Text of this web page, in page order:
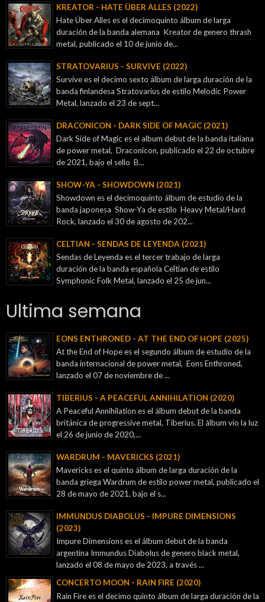
KREATOR - ‎HATE ÜBER ALLES (2022)
Hate Über Alles es el decimoquinto álbum de larga
duración de la banda alemana Kreator de genero thrash
metal, publicado el 10 de junio de...
STRATOVARIUS - SURVIVE (2022)
Survive es el decimo sexto álbum de larga duración de la
banda finlandesa Stratovarius de estilo Melodic Power
Metal, lanzado el 23 de sept...
DRACONICON - DARK SIDE OF MAGIC (2021)
Dark Side of Magic es el album debut de la banda italiana
de power metal, Draconicon, publicado el 22 de octubre
de 2021, bajo el sello B...
SHOW-YA - SHOWDOWN (2021)
Showdown es el decimoquinto álbum de estudio de la
banda japonesa Show-Ya de estilo Heavy Metal/Hard
Rock, lanzado el 30 de agosto de 202...
CELTIAN - SENDAS DE LEYENDA (2021)
Sendas de Leyenda es el tercer trabajo de larga
duración de la banda española Celtian de estilo
Symphonic Folk Metal, lanzado el 25 de jun...
Ultima semana
EONS ENTHRONED - AT THE END OF HOPE (2025)
At the End of Hope es el segundo álbum de estudio de la
banda internacional de power metal, Eons Enthroned,
lanzado el 07 de noviembre de ...
TIBERIUS - A PEACEFUL ANNIHILATION (2020)
A Peaceful Annihilation es el álbum debut de la banda
británica de progressive metal, Tiberius. El álbum vio la luz
el 26 de junio de 2020,...
WARDRUM - MAVERICKS (2021)
Mavericks es el quinto álbum de larga duración de la
banda griega Wardrum de estilo power metal, publicado el
28 de mayo de 2021, bajo el s...
IMMUNDUS DIABOLUS - IMPURE DIMENSIONS
(2023)
Impure Dimensions es el álbum debut de la banda
argentina Immundus Diabolus de genero black metal,
lanzado el 08 de mayo de 2023, a través ...
CONCERTO MOON - RAIN FIRE (2020)
Rain Fire es el decimo quinto álbum de larga duración de la